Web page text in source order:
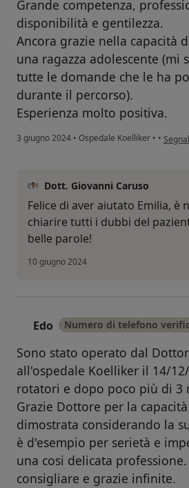
Grande competenza,
disponibilità e gentilezza.
Ancora grazie nella capacità
una ragazza adolescente (mi
tutte le domande che le ha
durante il percorso).
Esperienza molto positiva.
3 giugno 2024 • Ospedale Koelliker • •
Dott. Giovanni Caruso
Felice di aver aiutato Emilia, è
chiarire tutti i dubbi del
belle parole!
10 giugno 2024
Edo Numero di telefono
Sono stato operato dal
all'ospedale Koelliker il 14/
rotatori e dopo poco più di 3
Grazie Dottore per la
dimostrata considerando la
è d'esempio per serietà e
una cosi delicata
consigliare e grazie infinite.